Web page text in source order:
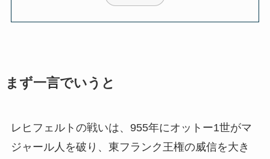
まず一言でいうと
レヒフェルトの戦いは、955年にオットー1世がマ
ジャール人を破り、東フランク王権の威信を大き